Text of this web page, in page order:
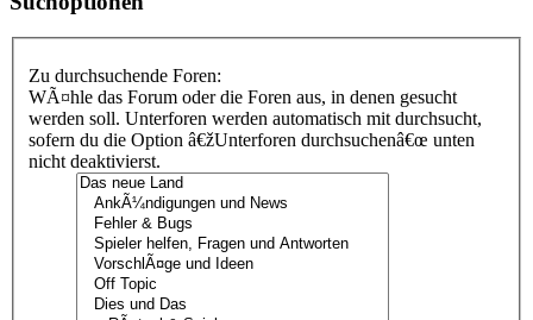
Zu durchsuchende Foren:
WÃ¤hle das Forum oder die Foren aus, in denen gesucht
werden soll. Unterforen werden automatisch mit durchsucht,
sofern du die Option â€žUnterforen durchsuchenâ€œ unten
nicht deaktivierst.